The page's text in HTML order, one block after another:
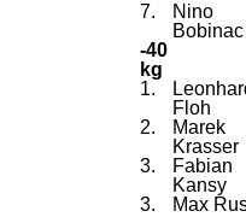
7.
Nino
Bobinac
-40
kg
1.
Floh
2.
Marek
Krasser
3.
Fabian
Kansy
3.
Max